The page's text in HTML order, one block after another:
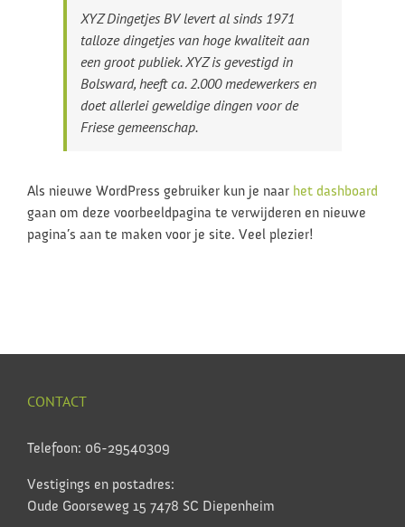
XYZ Dingetjes BV levert al sinds 1971
talloze dingetjes van hoge kwaliteit aan
een groot publiek. XYZ is gevestigd in
Bolsward, heeft ca. 2.000 medewerkers en
doet allerlei geweldige dingen voor de
Friese gemeenschap.
Als nieuwe WordPress gebruiker kun je naar het dashboard
gaan om deze voorbeeldpagina te verwijderen en nieuwe
pagina’s aan te maken voor je site. Veel plezier!
CONTACT
Telefoon: 06-29540309
Vestigings en postadres:
Oude Goorseweg 15 7478 SC Diepenheim